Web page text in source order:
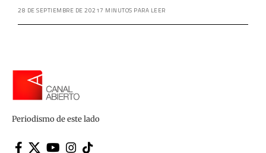
28 DE SEPTIEMBRE DE 20217 MINUTOS PARA LEER
Periodismo de este lado